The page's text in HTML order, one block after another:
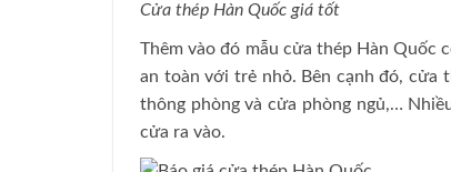
Cửa thép Hàn Quốc giá tốt
Thêm vào đó mẫu cửa thép Hàn Quốc
an toàn với trẻ nhỏ. Bên cạnh đó, cửa
thông phòng và cửa phòng ngủ,…
cửa ra vào.